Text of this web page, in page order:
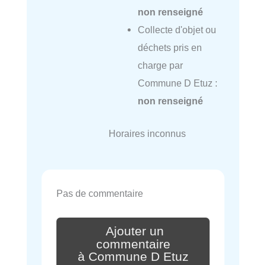
non renseigné
Collecte d'objet ou
déchets pris en
charge par
Commune D Etuz :
non renseigné
Horaires inconnus
Pas de commentaire
Ajouter un
commentaire
à Commune D Etuz